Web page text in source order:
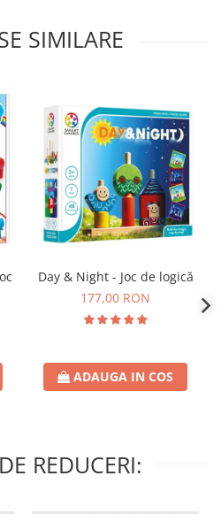
SIMILARE
Day & Night - Joc de logică
177,00 RON
ADAUGA IN COS
REDUCERI: